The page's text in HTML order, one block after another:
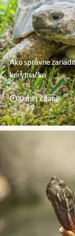
Ako správne
korytnačku
10 min. čítanie